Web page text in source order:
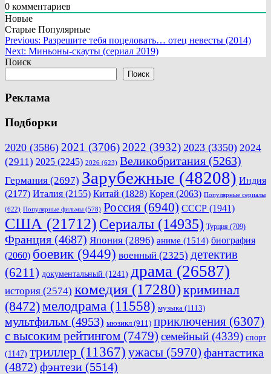
0 комментариев
Новые
Старые Популярные
Навигация
по
Previous: Разрешите тебя поцеловать… отец невесты (2014)
Next: Миньоны-скауты (сериал 2019)
Поиск
Поиск
Реклама
Подборки
2020 (3586) 2021 (3706) 2022 (3932) 2023 (3350) 2024
(2911) 2025 (2245) 2026 (623) Великобритания (5263)
Германия (2697) Зарубежные (48208) Индия
(2177) Италия (2155) Китай (1828) Корея (2063) Популярные сериалы
(622) Популярные фильмы (578) Россия (6940) СССР (1941)
США (21712) Сериалы (14935) Турция (709)
Франция (4687) Япония (2896) аниме (1514) биография
(2060) боевик (9449) военный (2325) детектив
(6211) документальный (1241) драма (26587)
история (2574) комедия (17280)криминал
(8472)мелодрама (11558) музыка (1113)
мультфильм (4953) мюзикл (911) приключения (6307)
с высоким рейтингом (7479) семейный (4339) спорт
(1147) триллер (11367) ужасы (5970) фантастика
(4872) фэнтези (5514)